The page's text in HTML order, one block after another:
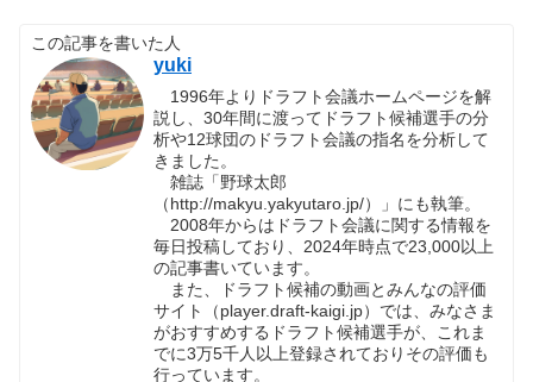
この記事を書いた人
yuki
1996年よりドラフト会議ホームページを解
説し、30年間に渡ってドラフト候補選手の分
析や12球団のドラフト会議の指名を分析して
きました。
雑誌「野球太郎
（http://makyu.yakyutaro.jp/）」にも執筆。
2008年からはドラフト会議に関する情報を
毎日投稿しており、2024年時点で23,000以上
の記事書いています。
また、ドラフト候補の動画とみんなの評価
サイト（player.draft-kaigi.jp）では、みなさま
がおすすめするドラフト候補選手が、これま
でに3万5千人以上登録されておりその評価も
行っています。